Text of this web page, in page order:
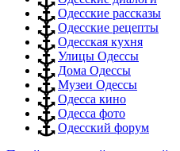
Одесские рассказы
Одесские рецепты
Одесская кухня
Улицы Одессы
Дома Одессы
Музеи Одессы
Одесса кино
Одесса фото
Одесский форум